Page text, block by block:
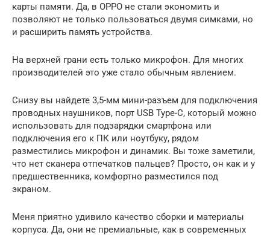
карты памяти. Да, в OPPO не стали экономить и
позволяют не только пользоваться двумя симками, но
и расширить память устройства.
На верхней грани есть только микрофон. Для многих
производителей это уже стало обычным явлением.
Снизу вы найдете 3,5-мм мини-разъем для подключения
проводных наушников, порт USB Type-C, который можно
использовать для подзарядки смартфона или
подключения его к ПК или ноутбуку, рядом
разместились микрофон и динамик. Вы тоже заметили,
что нет сканера отпечатков пальцев? Просто, он как и у
предшественника, комфортно разместился под
экраном.
Меня приятно удивило качество сборки и материалы
корпуса. Да, они не премиальные, как в современных